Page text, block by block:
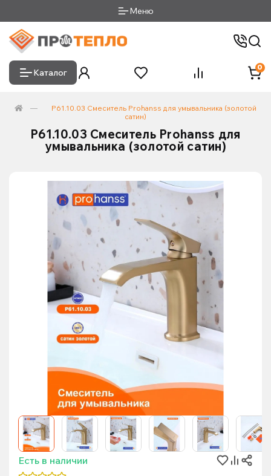
Меню
Каталог
0
P61.10.03 Смеситель Prohanss для умывальника (золотой
сатин)
P61.10.03 Смеситель Prohanss для
умывальника (золотой сатин)
Есть в наличии